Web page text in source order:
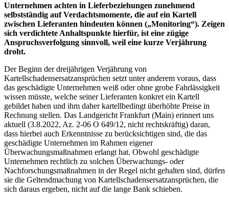
Unternehmen achten in Lieferbeziehungen zunehmend
selbstständig auf Verdachtsmomente, die auf ein Kartell
zwischen Lieferanten hindeuten können („Monitoring“). Zeigen
sich verdichtete Anhaltspunkte hierfür, ist eine zügige
Anspruchsverfolgung sinnvoll, weil eine kurze Verjährung
droht.
Der Beginn der dreijährigen Verjährung von
Kartellschadensersatzansprüchen setzt unter anderem voraus, dass
das geschädigte Unternehmen weiß oder ohne grobe Fahrlässigkeit
wissen müsste, welche seiner Lieferanten konkret ein Kartell
gebildet haben und ihm daher kartellbedingt überhöhte Preise in
Rechnung stellen. Das Landgericht Frankfurt (Main) erinnert uns
aktuell (3.8.2022, Az. 2-06 O 649/12, nicht rechtskräftig) daran,
dass hierbei auch Erkenntnisse zu berücksichtigen sind, die das
geschädigte Unternehmen im Rahmen eigener
Überwachungsmaßnahmen erlangt hat. Obwohl geschädigte
Unternehmen rechtlich zu solchen Überwachungs- oder
Nachforschungsmaßnahmen in der Regel nicht gehalten sind, dürfen
sie die Geltendmachung von Kartellschadensersatzansprüchen, die
sich daraus ergeben, nicht auf die lange Bank schieben.